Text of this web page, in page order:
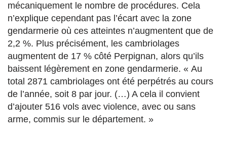
mécaniquement le nombre de procédures. Cela
n’explique cependant pas l’écart avec la zone
gendarmerie où ces atteintes n’augmentent que de
2,2 %. Plus précisément, les cambriolages
augmentent de 17 % côté Perpignan, alors qu’ils
baissent légèrement en zone gendarmerie. « Au
total 2871 cambriolages ont été perpétrés au cours
de l’année, soit 8 par jour. (…) A cela il convient
d’ajouter 516 vols avec violence, avec ou sans
arme, commis sur le département. »